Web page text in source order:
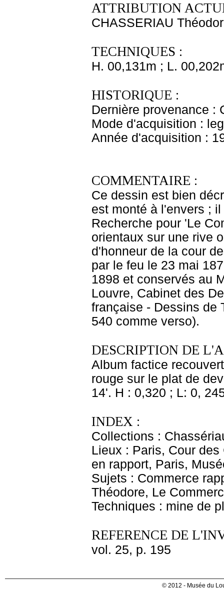
ATTRIBUTION
CHASSERIAU
TECHNIQUES :
H. 00,131m ; L.
HISTORIQUE :
Dernière provenance :
Mode d'acquisition :
Année d'acquisition :
COMMENTAIRE :
Ce dessin est bien
est monté à l'envers ;
Recherche pour 'Le
orientaux sur une rive
d'honneur de la cour
par le feu le 23 mai
1898 et conservés au
Louvre, Cabinet des
française - Dessins de
540 comme verso).
DESCRIPTION DE
Album factice
rouge sur le plat de
14'. H : 0,320 ; L: 0,
INDEX :
Collections :
Lieux : Paris, Cour
en rapport, Paris,
Sujets : Commerce
Théodore, Le
Techniques : mine de
REFERENCE DE
vol. 25, p. 195
© 2012 - Musée du